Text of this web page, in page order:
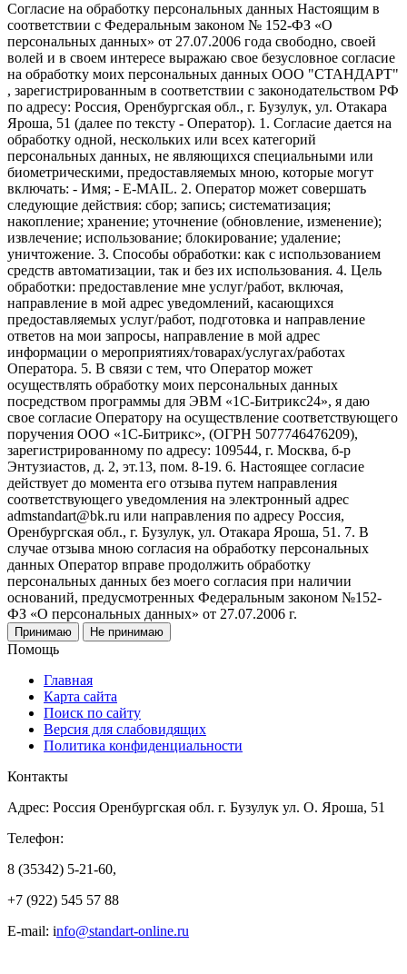
Согласие на обработку персональных данных Настоящим в
соответствии с Федеральным законом № 152-ФЗ «О
персональных данных» от 27.07.2006 года свободно, своей
волей и в своем интересе выражаю свое безусловное согласие
на обработку моих персональных данных ООО "СТАНДАРТ"
, зарегистрированным в соответствии с законодательством РФ
по адресу: Россия, Оренбургская обл., г. Бузулук, ул. Отакара
Яроша, 51 (далее по тексту - Оператор). 1. Согласие дается на
обработку одной, нескольких или всех категорий
персональных данных, не являющихся специальными или
биометрическими, предоставляемых мною, которые могут
включать: - Имя; - E-MAIL. 2. Оператор может совершать
следующие действия: сбор; запись; систематизация;
накопление; хранение; уточнение (обновление, изменение);
извлечение; использование; блокирование; удаление;
уничтожение. 3. Способы обработки: как с использованием
средств автоматизации, так и без их использования. 4. Цель
обработки: предоставление мне услуг/работ, включая,
направление в мой адрес уведомлений, касающихся
предоставляемых услуг/работ, подготовка и направление
ответов на мои запросы, направление в мой адрес
информации о мероприятиях/товарах/услугах/работах
Оператора. 5. В связи с тем, что Оператор может
осуществлять обработку моих персональных данных
посредством программы для ЭВМ «1С-Битрикс24», я даю
свое согласие Оператору на осуществление соответствующего
поручения ООО «1С-Битрикс», (ОГРН 5077746476209),
зарегистрированному по адресу: 109544, г. Москва, б-р
Энтузиастов, д. 2, эт.13, пом. 8-19. 6. Настоящее согласие
действует до момента его отзыва путем направления
соответствующего уведомления на электронный адрес
admstandart@bk.ru или направления по адресу Россия,
Оренбургская обл., г. Бузулук, ул. Отакара Яроша, 51. 7. В
случае отзыва мною согласия на обработку персональных
данных Оператор вправе продолжить обработку
персональных данных без моего согласия при наличии
оснований, предусмотренных Федеральным законом №152-
ФЗ «О персональных данных» от 27.07.2006 г.
Принимаю Не принимаю
Помощь
Главная
Карта сайта
Поиск по сайту
Версия для слабовидящих
Политика конфиденциальности
Контакты
Адрес: Россия Оренбургская обл. г. Бузулук ул. О. Яроша, 51
Телефон:
8 (35342) 5-21-60,
+7 (922) 545 57 88
E-mail: info@standart-online.ru